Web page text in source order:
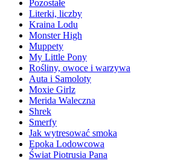
Pozostałe
Literki, liczby
Kraina Lodu
Monster High
Muppety
My Little Pony
Rośliny, owoce i warzywa
Auta i Samoloty
Moxie Girlz
Merida Waleczna
Shrek
Smerfy
Jak wytresować smoka
Epoka Lodowcowa
Świat Piotrusia Pana